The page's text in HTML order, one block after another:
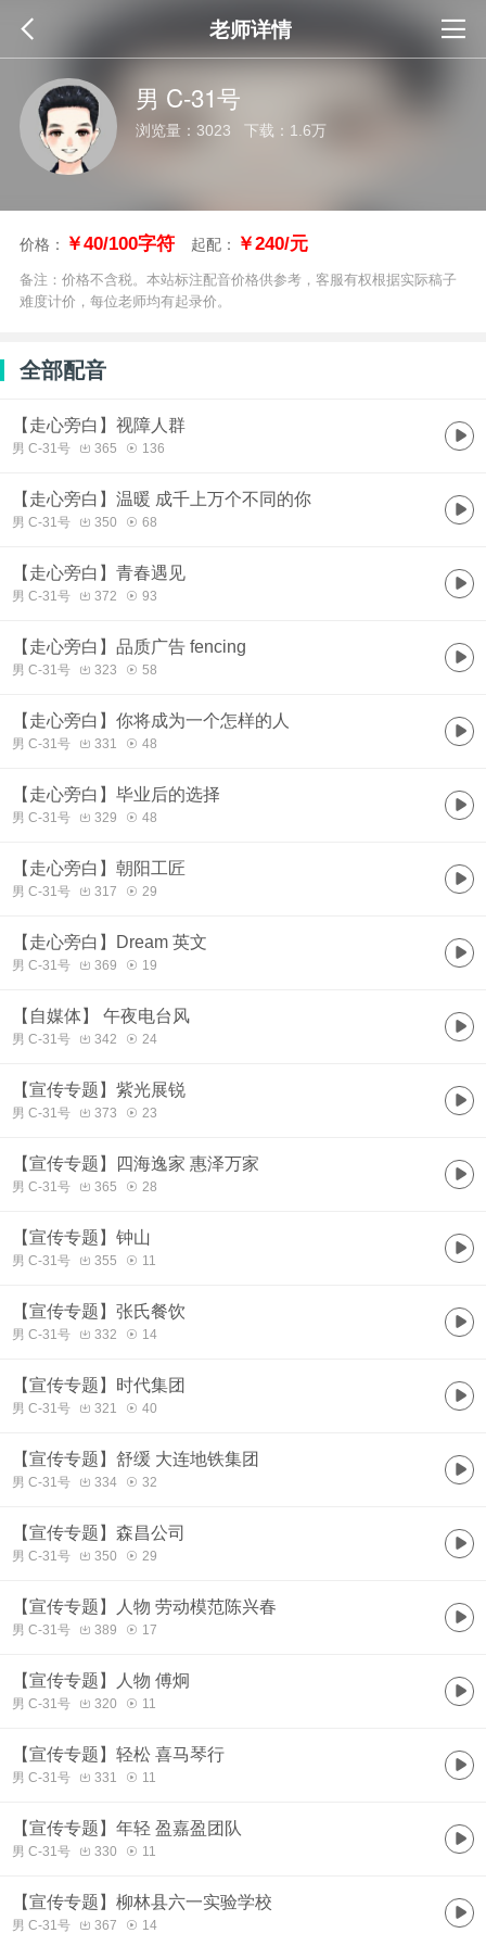
老师详情
男 C-31号
浏览量：3023 下载：1.6万
价格： ￥40/100字符 起配： ￥240/元
备注：价格不含税。本站标注配音价格供参考，客服有权根据实际稿子
难度计价，每位老师均有起录价。
全部配音
【走心旁白】视障人群
男 C-31号 365 136
【走心旁白】温暖 成千上万个不同的你
男 C-31号 350 68
【走心旁白】青春遇见
男 C-31号 372 93
【走心旁白】品质广告 fencing
男 C-31号 323 58
【走心旁白】你将成为一个怎样的人
男 C-31号 331 48
【走心旁白】毕业后的选择
男 C-31号 329 48
【走心旁白】朝阳工匠
男 C-31号 317 29
【走心旁白】Dream 英文
男 C-31号 369 19
【自媒体】 午夜电台风
男 C-31号 342 24
【宣传专题】紫光展锐
男 C-31号 373 23
【宣传专题】四海逸家 惠泽万家
男 C-31号 365 28
【宣传专题】钟山
男 C-31号 355 11
【宣传专题】张氏餐饮
男 C-31号 332 14
【宣传专题】时代集团
男 C-31号 321 40
【宣传专题】舒缓 大连地铁集团
男 C-31号 334 32
【宣传专题】森昌公司
男 C-31号 350 29
【宣传专题】人物 劳动模范陈兴春
男 C-31号 389 17
【宣传专题】人物 傅炯
男 C-31号 320 11
【宣传专题】轻松 喜马琴行
男 C-31号 331 11
【宣传专题】年轻 盈嘉盈团队
男 C-31号 330 11
【宣传专题】柳林县六一实验学校
男 C-31号 367 14